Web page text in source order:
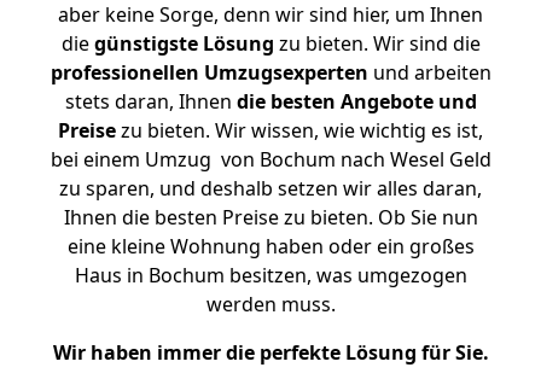
aber keine Sorge, denn wir sind hier, um Ihnen
diegünstigste Lösung zu bieten. Wir sind die
professionellen Umzugsexperten und arbeiten
stets daran, Ihnen die besten Angebote und
Preisezu bieten. Wir wissen, wie wichtig es ist,
bei einem Umzug von Bochum nach Wesel Geld
zu sparen, und deshalb setzen wir alles daran,
Ihnen die besten Preise zu bieten. Ob Sie nun
eine kleine Wohnung haben oder ein großes
Haus in Bochum besitzen, was umgezogen
werden muss.
Wir haben immer die perfekte Lösung für Sie.